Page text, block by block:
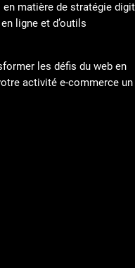
matière de stratégie
ligne et d’outils
les défis du web en
activité e-commerce un